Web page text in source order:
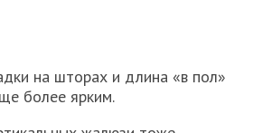
на шторах и длина «в пол»
более ярким.